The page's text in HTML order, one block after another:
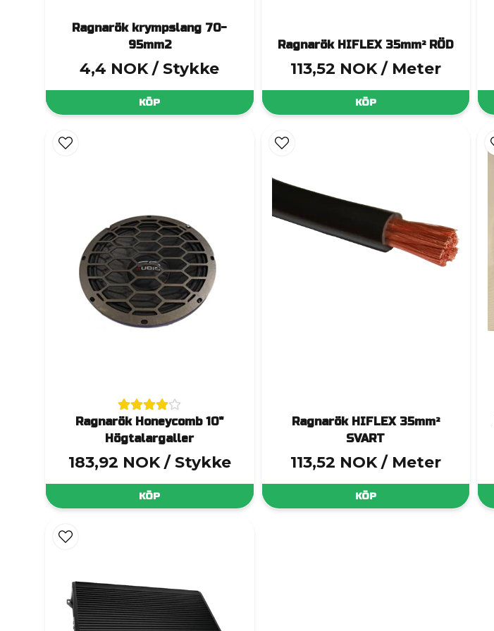
Ragnarök krympslang 70-
95mm2
4,4 NOK / Stykke
KÖP
Ragnarök HIFLEX 35mm² RÖD
113,52 NOK / Meter
KÖP
Ragnarök Honeycomb 10"
Högtalargaller
183,92 NOK / Stykke
KÖP
Ragnarök HIFLEX 35mm²
SVART
113,52 NOK / Meter
KÖP